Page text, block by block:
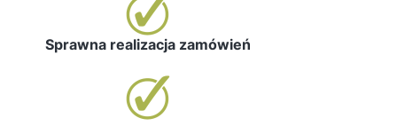
Sprawna realizacja zamówień